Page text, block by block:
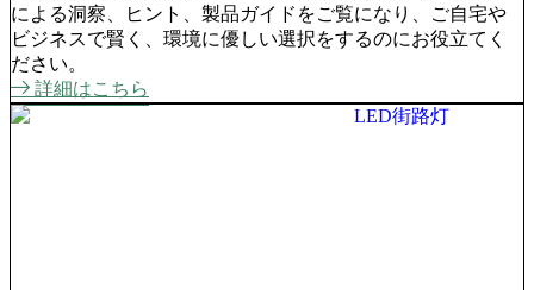
による洞察、ヒント、製品ガイドをご覧になり、ご自宅や
ビジネスで賢く、環境に優しい選択をするのにお役立てく
ださい。
詳細はこちら